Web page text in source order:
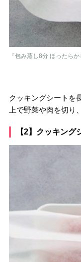
『包み蒸し8分 ほったら
クッキングシートを
上で野菜や肉を切り
【2】クッキン